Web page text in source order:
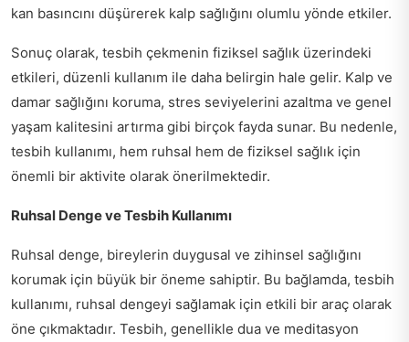
kan basıncını düşürerek kalp sağlığını olumlu yönde etkiler.
Sonuç olarak, tesbih çekmenin fiziksel sağlık üzerindeki
etkileri, düzenli kullanım ile daha belirgin hale gelir. Kalp ve
damar sağlığını koruma, stres seviyelerini azaltma ve genel
yaşam kalitesini artırma gibi birçok fayda sunar. Bu nedenle,
tesbih kullanımı, hem ruhsal hem de fiziksel sağlık için
önemli bir aktivite olarak önerilmektedir.
Ruhsal Denge ve Tesbih Kullanımı
Ruhsal denge, bireylerin duygusal ve zihinsel sağlığını
korumak için büyük bir öneme sahiptir. Bu bağlamda, tesbih
kullanımı, ruhsal dengeyi sağlamak için etkili bir araç olarak
öne çıkmaktadır. Tesbih, genellikle dua ve meditasyon